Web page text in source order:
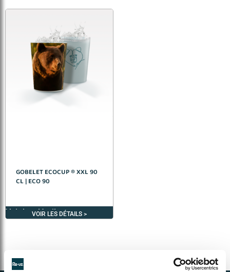
GOBELET ECOCUP ® XXL 90
CL | ECO 90
VOIR LES DÉTAILS >
Voir les détails >